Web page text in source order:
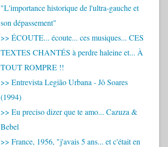
"L'importance historique de l'ultra-gauche et
son dépassement"
>> ÉCOUTE... écoute... ces musiques... CES
TEXTES CHANTÉS à perdre haleine et... À
TOUT ROMPRE !!
>> Entrevista Legião Urbana - Jô Soares
(1994)
>> Eu preciso dizer que te amo... Cazuza &
Bebel
>> France, 1956, "j'avais 5 ans... et c'était en